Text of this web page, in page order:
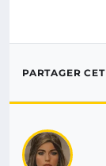
PARTAGER